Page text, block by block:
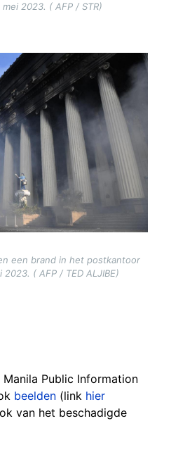
2023. ( AFP / STR)
een brand in het postkantoor
( AFP / TED ALJIBE)
Public Information
beelden (link hier
van het beschadigde